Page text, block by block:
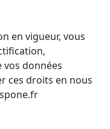
en vigueur, vous
vos données
ces droits en nous